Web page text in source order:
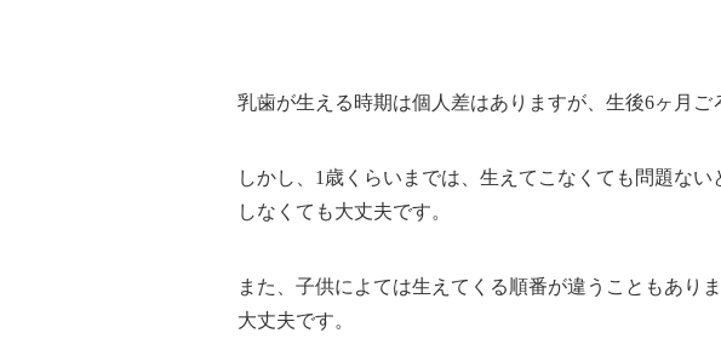
乳歯が生える時期は個人差はありますが、生後6ヶ月ご
しかし、1歳くらいまでは、生えてこなくても問題な
しなくても大丈夫です。
また、子供によては生えてくる順番が違うこともあり
大丈夫です。